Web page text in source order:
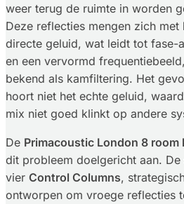
weer terug de ruimte in worden
Deze reflecties mengen zich met
directe geluid, wat leidt tot fase-
en een vervormd
bekend als kamfiltering. Het
hoort niet het echte geluid,
mix niet goed klinkt op andere
De Primacoustic London 8 room
dit probleem doelgericht aan. De
vier Control Columns,
ontworpen om vroege reflecties